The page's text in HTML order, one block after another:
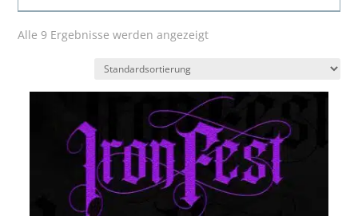
Alle 9 Ergebnisse werden angezeigt